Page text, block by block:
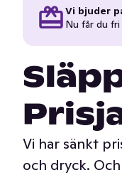
Vi bjuder
Nu får du fri
Vi har sänkt
och dryck.